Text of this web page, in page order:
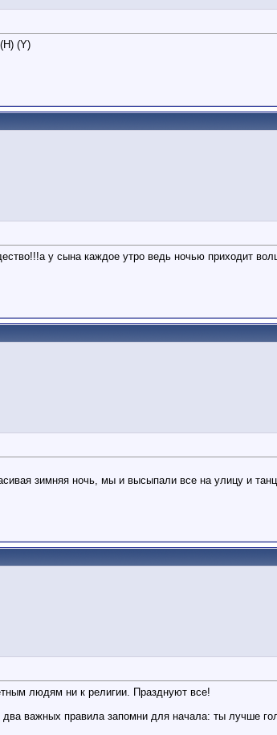
(Y)
у сына каждое утро ведь ночью приходит
зимняя ночь, мы и высыпали все на улицу и
людям ни к религии. Празднуют все!
важных правила запомни для начала: ты лучше